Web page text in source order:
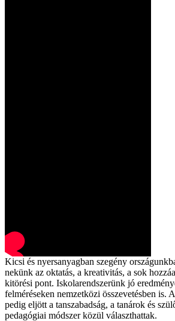
Kicsi és nyersanyagban szegény
nekünk az oktatás, a kreativitás, a sok
kitörési pont. Iskolarendszerünk jó
felméréseken nemzetközi összevetésben is.
pedig eljött a tanszabadság, a tanárok és
pedagógiai módszer közül választhattak.